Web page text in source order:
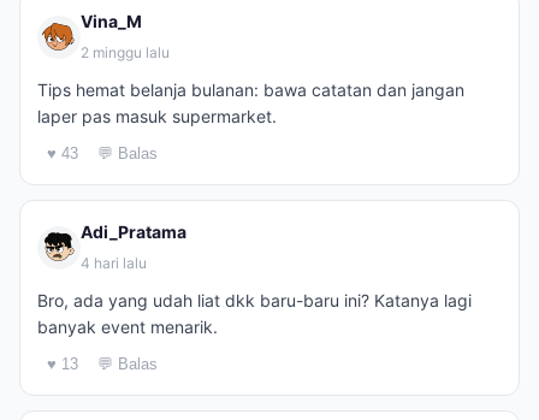
Vina_M
2 minggu lalu
Tips hemat belanja bulanan: bawa catatan dan jangan
laper pas masuk supermarket.
♥ 43 💬 Balas
Adi_Pratama
4 hari lalu
Bro, ada yang udah liat dkk baru-baru ini? Katanya lagi
banyak event menarik.
♥ 13 💬 Balas